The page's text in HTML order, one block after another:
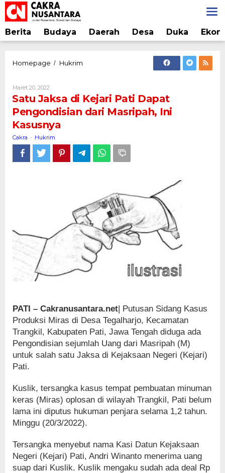
Lewati
ke
konten
Berita Budaya Daerah Desa Duka
Homepage / Hukrim
Kejari
Pati
Dapat
Masripah,
Ini
Kasusnya
Maret 20, 2022
Cakra
Satu Jaksa di Kejari Pati Dapat
Pengondisian dari Masripah, Ini
Kasusnya
Cakra - Hukrim
PATI – Cakranusantara.net| Putusan Sidang Kasus
Produksi Miras di Desa Tegalharjo, Kecamatan
Trangkil, Kabupaten Pati, Jawa Tengah diduga ada
Pengondisian sejumlah Uang dari Masripah (M)
untuk salah satu Jaksa di Kejaksaan Negeri (Kejari)
Pati.
Kuslik, tersangka kasus tempat pembuatan minuman
keras (Miras) oplosan di wilayah Trangkil, Pati belum
lama ini diputus hukuman penjara selama 1,2 tahun.
Minggu (20/3/2022).
Tersangka menyebut nama Kasi Datun Kejaksaan
Negeri (Kejari) Pati, Andri Winanto menerima uang
suap dari Kuslik. Kuslik mengaku sudah ada deal Rp